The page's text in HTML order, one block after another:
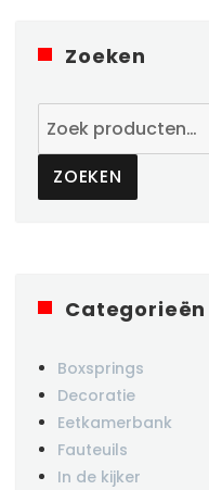
Zoeken
naar:
ZOEKEN
Categorieën
Boxsprings
Decoratie
Eetkamerbank
Fauteuils
In de kijker